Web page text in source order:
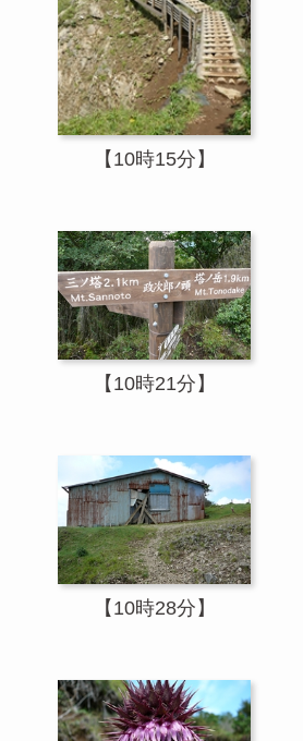
【10時15分】
【10時21分】
【10時28分】